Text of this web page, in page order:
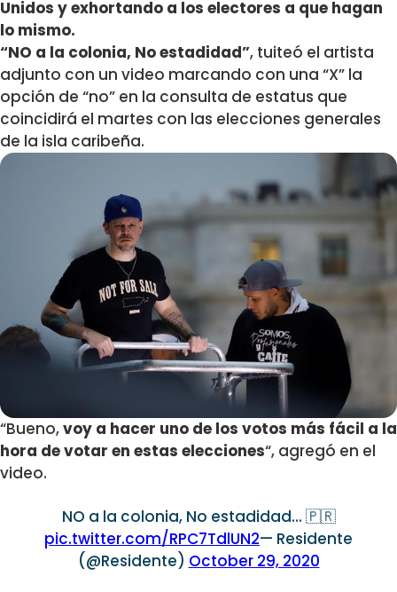
Unidos y exhortando a los electores a que hagan
lo mismo.
“NO a la colonia, No estadidad”, tuiteó el artista
adjunto con un video marcando con una “X” la
opción de “no” en la consulta de estatus que
coincidirá el martes con las elecciones generales
de la isla caribeña.
“Bueno,voy a hacer uno de los votos más fácil a la
hora de votar en estas elecciones“, agregó en el
video.
NO a la colonia, No estadidad… 🇵🇷
pic.twitter.com/RPC7TdlUN2— Residente
(@Residente) October 29, 2020